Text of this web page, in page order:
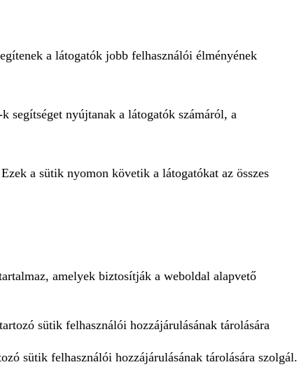
a látogatók jobb felhasználói élményének
segítséget nyújtanak a látogatók számáról, a
a sütik nyomon követik a látogatókat az összes
amelyek biztosítják a weboldal alapvető
sütik felhasználói hozzájárulásának tárolására
sütik felhasználói hozzájárulásának tárolására szolgál.